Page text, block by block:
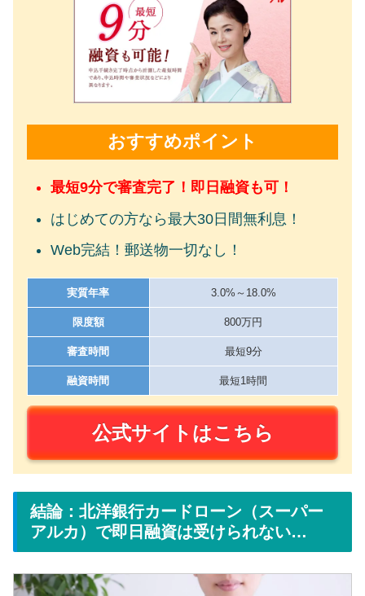
おすすめポイント
最短9分で審査完了！即日融資も可！
はじめての方なら最大30日間無利息！
Web完結！郵送物一切なし！
実質年率 3.0%～18.0%
限度額 800万円
審査時間 最短9分
融資時間 最短1時間
公式サイトはこちら
結論：北洋銀行カードローン（スーパー
アルカ）で即日融資は受けられない…